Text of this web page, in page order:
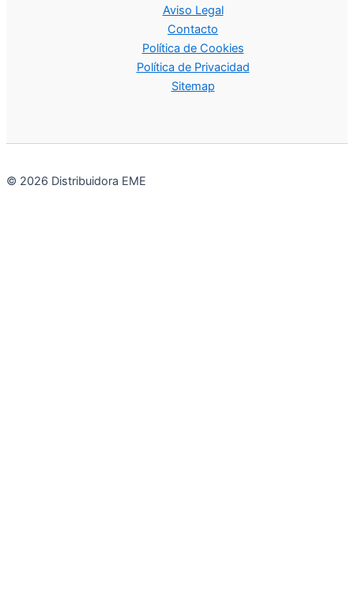
Aviso Legal
Contacto
Política de Cookies
Política de Privacidad
Sitemap
© 2026 Distribuidora EME